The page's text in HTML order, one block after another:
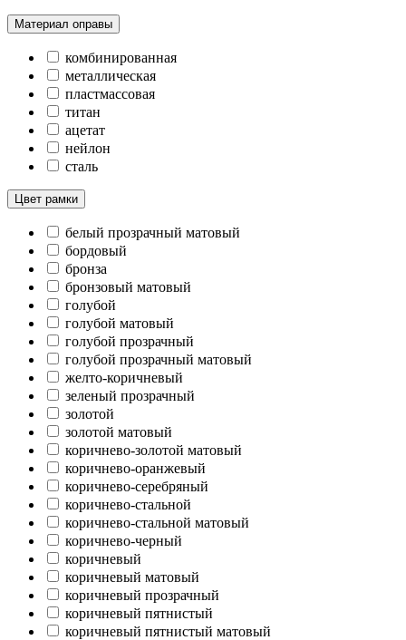
Материал оправы
комбинированная
металлическая
пластмассовая
титан
ацетат
нейлон
сталь
Цвет рамки
белый прозрачный матовый
бордовый
бронза
бронзовый матовый
голубой
голубой матовый
голубой прозрачный
голубой прозрачный матовый
желто-коричневый
зеленый прозрачный
золотой
золотой матовый
коричнево-золотой матовый
коричнево-оранжевый
коричнево-серебряный
коричнево-стальной
коричнево-стальной матовый
коричнево-черный
коричневый
коричневый матовый
коричневый прозрачный
коричневый пятнистый
коричневый пятнистый матовый